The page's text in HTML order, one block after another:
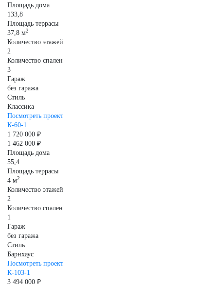
Площадь дома
133,8
Площадь террасы
37,8 м2
Количество этажей
2
Количество спален
3
Гараж
без гаража
Стиль
Классика
Посмотреть проект
К-60-1
1 720 000 ₽
1 462 000 ₽
Площадь дома
55,4
Площадь террасы
4 м2
Количество этажей
2
Количество спален
1
Гараж
без гаража
Стиль
Барнхаус
Посмотреть проект
К-103-1
3 494 000 ₽